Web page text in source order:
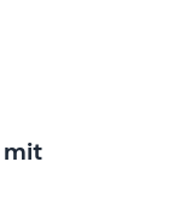
mit